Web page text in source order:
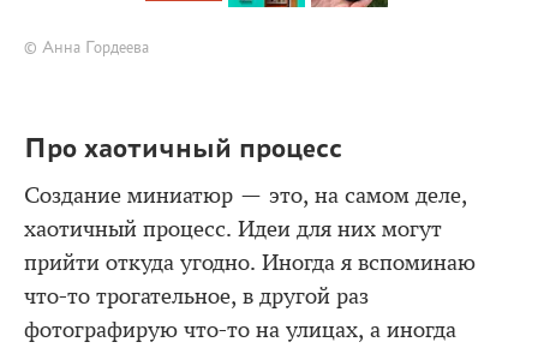
© Анна Гордеева
Про хаотичный процесс
Создание миниатюр — это, на самом деле,
хаотичный процесс. Идеи для них могут
прийти откуда угодно. Иногда я вспоминаю
что-то трогательное, в другой раз
фотографирую что-то на улицах, а иногда